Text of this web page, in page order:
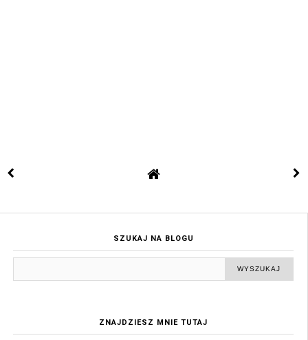
SZUKAJ NA BLOGU
ZNAJDZIESZ MNIE TUTAJ